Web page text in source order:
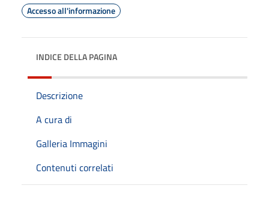
Accesso all'informazione
INDICE DELLA PAGINA
Descrizione
A cura di
Galleria Immagini
Contenuti correlati